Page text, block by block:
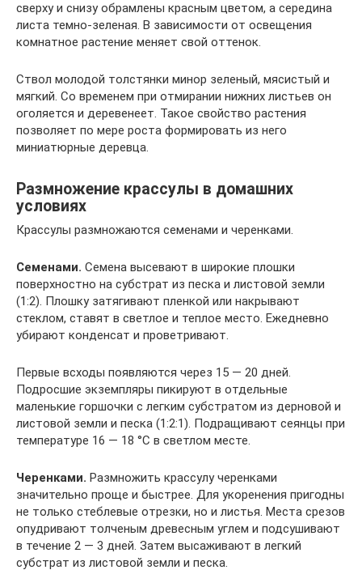
сверху и снизу обрамлены красным цветом, а середина
листа темно-зеленая. В зависимости от освещения
комнатное растение меняет свой оттенок.
Ствол молодой толстянки минор зеленый, мясистый и
мягкий. Со временем при отмирании нижних листьев он
оголяется и деревенеет. Такое свойство растения
позволяет по мере роста формировать из него
миниатюрные деревца.
Размножение крассулы в домашних
условиях
Крассулы размножаются семенами и черенками.
Семенами. Семена высевают в широкие плошки
поверхностно на субстрат из песка и листовой земли
(1:2). Плошку затягивают пленкой или накрывают
стеклом, ставят в светлое и теплое место. Ежедневно
убирают конденсат и проветривают.
Первые всходы появляются через 15 — 20 дней.
Подросшие экземпляры пикируют в отдельные
маленькие горшочки с легким субстратом из дерновой и
листовой земли и песка (1:2:1). Подращивают сеянцы при
температуре 16 — 18 °С в светлом месте.
Черенками. Размножить крассулу черенками
значительно проще и быстрее. Для укоренения пригодны
не только стеблевые отрезки, но и листья. Места срезов
опудривают толченым древесным углем и подсушивают
в течение 2 — 3 дней. Затем высаживают в легкий
субстрат из листовой земли и песка.